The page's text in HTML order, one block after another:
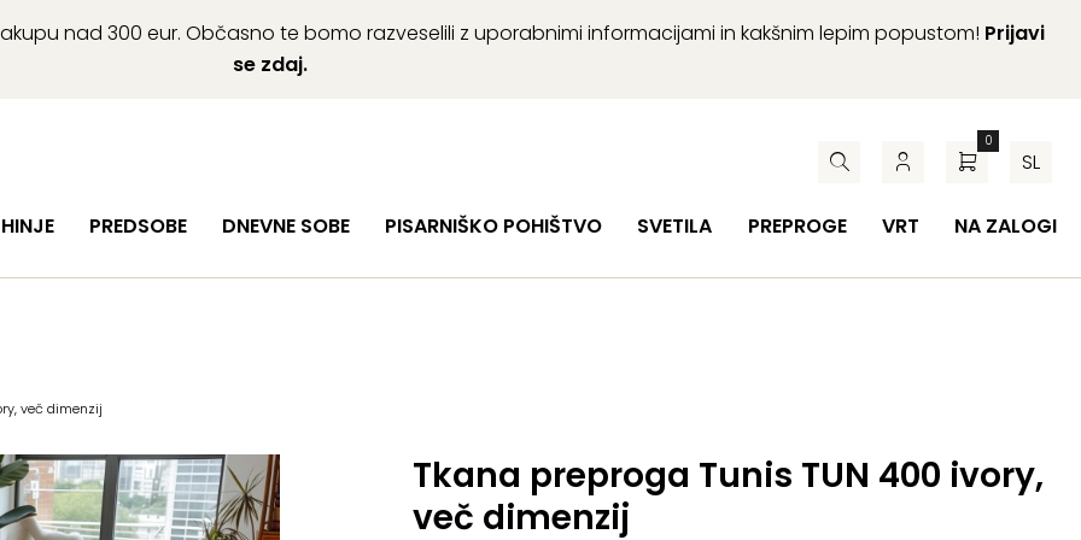
nad 300 eur. Občasno te bomo razveselili z uporabnimi informacijami in kakšnim lepim popustom! Prijavi
se zdaj.
0
SL
PREDSOBE DNEVNE SOBE PISARNIŠKO POHIŠTVO SVETILA PREPROGE VRT NA ZALOGI
več dimenzij
Tkana preproga Tunis TUN 400 ivory,
več dimenzij